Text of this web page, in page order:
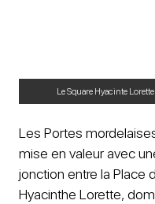
Le Square Hyacinte
Les Portes
mise en valeur avec
jonction entre la Place
Hyacinthe Lorette,